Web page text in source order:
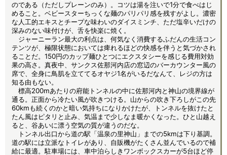
のである（ただしプレーンのみ）。コツは湯を注いで1分で食べはじ
めること。ベビースターちっくな麺のパリパリ感を残すがよし。濃密
な人工的エキスとチープな味わいのダイスミンチ、ただ塩辛いだけの
深みのない味付けが、舌を快楽に焼く。
ジャーニーラン最大の利点は、何気なく消費するふだんの生活コン
テンツが、極限状態においては痺れるほどの快感を伴うと気づかされ
ることだ。150円のカップ麺ひとつにエクスタシーを感じる費用対効
果の高さ。真夜中、サンクス佐那河内店の窓辺のバーカウンター風の
席で、全身に鳥肌を立ててるオヤジ1名がいるだなんて、レジの方は
知る由もない。
標高200mあたりの府能トンネルの中に佐那河内と神山の境界線が
通る。正面から冷たい風が吹きつける。山からの吹き下ろしがこの先
60kmも続くのかと暗い気持ちになりかけたが、トンネルを抜けたと
たん風はピタリと止み、気温まで少しなま暖かくなった。ひと山越え
ると、谷あいに漂う空気の質が違うのだな。
トンネル出口から道の駅「温泉の里神山」までの5kmは下り基調。
道の駅には立派なトイレがあり、自販機がたくさん並んでいるので補
給に最適。駐車場には、車中泊らしきワンボックスカーが5台ほど停